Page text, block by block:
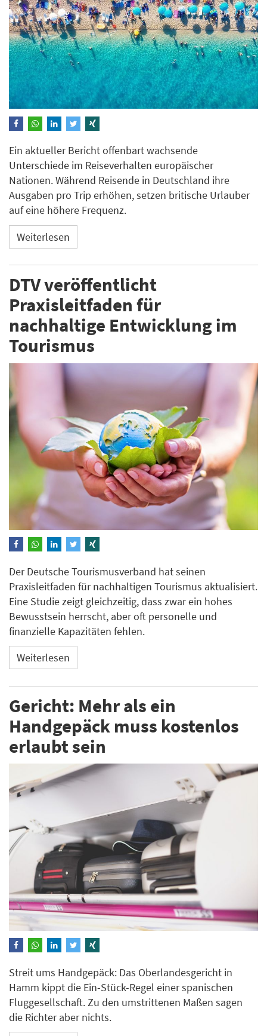
Ein aktueller Bericht offenbart wachsende
Unterschiede im Reiseverhalten europäischer
Nationen. Während Reisende in Deutschland ihre
Ausgaben pro Trip erhöhen, setzen britische Urlauber
auf eine höhere Frequenz.
Weiterlesen
DTV veröffentlicht
Praxisleitfaden für
nachhaltige Entwicklung im
Tourismus
Der Deutsche Tourismusverband hat seinen
Praxisleitfaden für nachhaltigen Tourismus aktualisiert.
Eine Studie zeigt gleichzeitig, dass zwar ein hohes
Bewusstsein herrscht, aber oft personelle und
finanzielle Kapazitäten fehlen.
Weiterlesen
Gericht: Mehr als ein
Handgepäck muss kostenlos
erlaubt sein
Streit ums Handgepäck: Das Oberlandesgericht in
Hamm kippt die Ein-Stück-Regel einer spanischen
Fluggesellschaft. Zu den umstrittenen Maßen sagen
die Richter aber nichts.